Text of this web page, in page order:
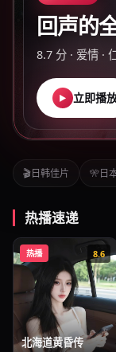
回声的
8.7分 · 爱情·
▶ 立即播
🎬日韩佳片 🎌日
热播速递
热播 8.6
北海道黄昏传